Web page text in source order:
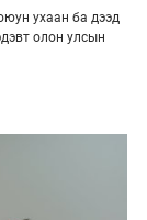
ухаан ба дээд
олон улсын